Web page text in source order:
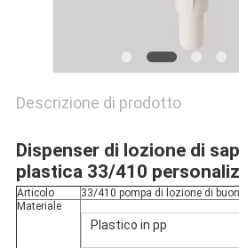
Descrizione di prodotto
Dispenser di lozione di
plastica 33/410
Articolo
33/410 pompa di lozione di
Materiale
Plastico in pp